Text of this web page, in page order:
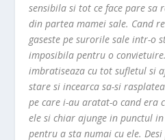
sensibila si tot ce face pare sa
din partea mamei sale. Cand
gaseste pe surorile sale intr-o
imposibila pentru o
imbratiseaza cu tot sufletul si
stare si incearca sa-si
pe care i-au aratat-o cand era
ele si chiar ajunge in punctul
pentru a sta numai cu ele.